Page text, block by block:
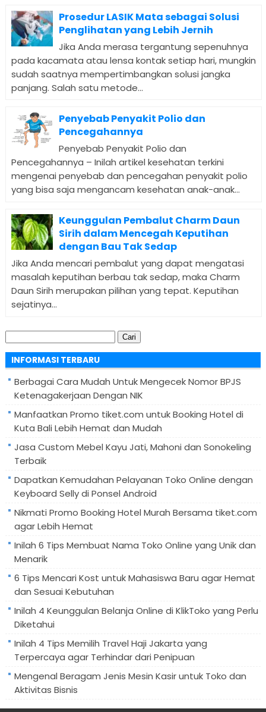
Prosedur LASIK Mata sebagai Solusi
Penglihatan yang Lebih Jernih
Jika Anda merasa tergantung sepenuhnya
pada kacamata atau lensa kontak setiap hari, mungkin
sudah saatnya mempertimbangkan solusi jangka
panjang. Salah satu metode...
Penyebab Penyakit Polio dan
Pencegahannya
Penyebab Penyakit Polio dan
Pencegahannya – Inilah artikel kesehatan terkini
mengenai penyebab dan pencegahan penyakit polio
yang bisa saja mengancam kesehatan anak-anak...
Keunggulan Pembalut Charm Daun
Sirih dalam Mencegah Keputihan
dengan Bau Tak Sedap
Jika Anda mencari pembalut yang dapat mengatasi
masalah keputihan berbau tak sedap, maka Charm
Daun Sirih merupakan pilihan yang tepat. Keputihan
sejatinya...
Cari
untuk:
INFORMASI TERBARU
Berbagai Cara Mudah Untuk Mengecek Nomor BPJS
Ketenagakerjaan Dengan NIK
Manfaatkan Promo tiket.com untuk Booking Hotel di
Kuta Bali Lebih Hemat dan Mudah
Jasa Custom Mebel Kayu Jati, Mahoni dan Sonokeling
Terbaik
Dapatkan Kemudahan Pelayanan Toko Online dengan
Keyboard Selly di Ponsel Android
Nikmati Promo Booking Hotel Murah Bersama tiket.com
agar Lebih Hemat
Inilah 6 Tips Membuat Nama Toko Online yang Unik dan
Menarik
6 Tips Mencari Kost untuk Mahasiswa Baru agar Hemat
dan Sesuai Kebutuhan
Inilah 4 Keunggulan Belanja Online di KlikToko yang Perlu
Diketahui
Inilah 4 Tips Memilih Travel Haji Jakarta yang
Terpercaya agar Terhindar dari Penipuan
Mengenal Beragam Jenis Mesin Kasir untuk Toko dan
Aktivitas Bisnis